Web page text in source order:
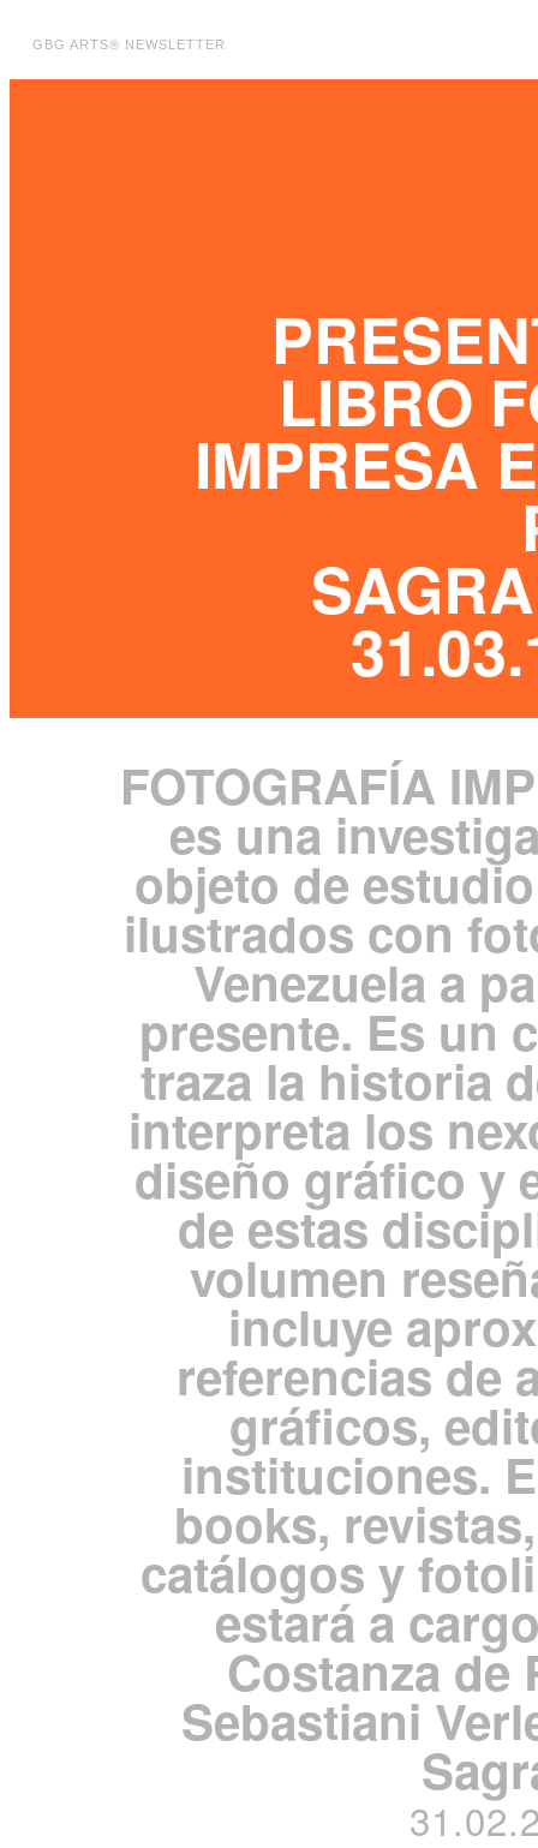
GBG ARTS® NEWSLETTER
LIBRO
IMPRESA
FOTOGRAFÍA
es una
objeto de
ilustrados con
Venezuela a
presente. Es un
traza la historia
interpreta los
diseño gráfico y
de estas
volumen
incluye
referencias de
gráficos,
instituciones.
books,
catálogos y
estará a
Costanza de
Sebastiani